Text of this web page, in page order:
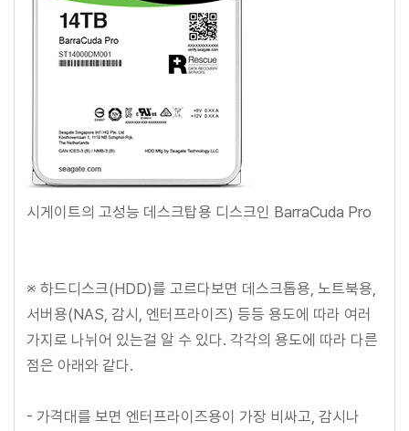
시게이트의 고성능 데스크탑용 디스크인 BarraCuda Pro
※ 하드디스크(HDD)를 고르다보면 데스크톱용, 노트북용,
서버용(NAS, 감시, 엔터프라이즈) 등등 용도에 따라 여러
가지로 나뉘어 있는걸 알 수 있다. 각각의 용도에 따라 다른
점은 아래와 같다.
- 가격대를 보면 엔터프라이즈용이 가장 비싸고, 감시나